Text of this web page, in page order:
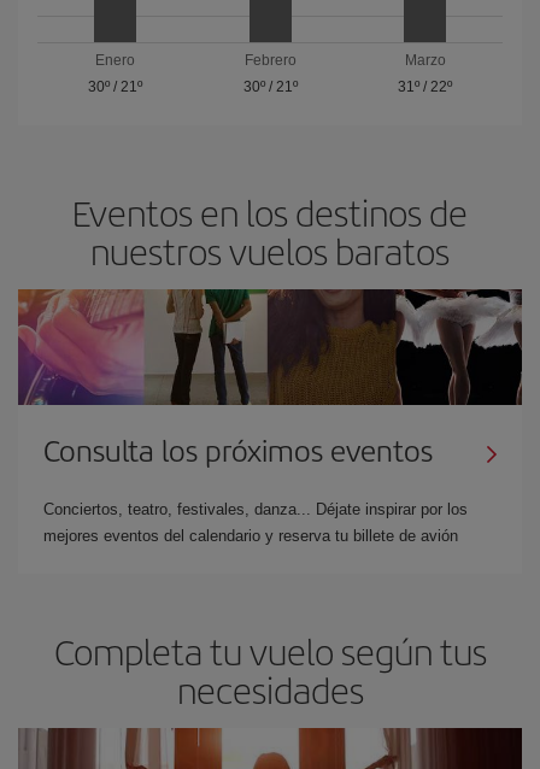
Enero
30º/ 21º
Febrero
30º/ 21º
Marzo
31º / 22º
Eventos en los destinos de
nuestros vuelos baratos
Consulta los próximos eventos
Conciertos, teatro, festivales, danza... Déjate inspirar por los
mejores eventos del calendario y reserva tu billete de avión
Completa tu vuelo según tus
necesidades